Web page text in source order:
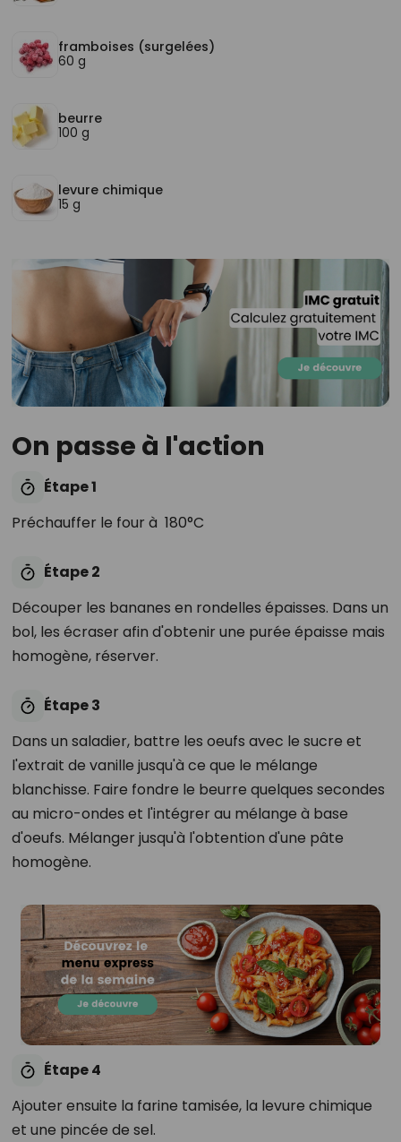
framboises (surgelées)
60 g
beurre
100 g
levure chimique
15 g
On passe à l'action
Étape 1
Préchauffer le four à 180°C
Étape 2
Découper les bananes en rondelles épaisses. Dans un
bol, les écraser afin d'obtenir une purée épaisse mais
homogène, réserver.
Étape 3
Dans un saladier, battre les oeufs avec le sucre et
l'extrait de vanille jusqu'à ce que le mélange
blanchisse. Faire fondre le beurre quelques secondes
au micro-ondes et l'intégrer au mélange à base
d'oeufs. Mélanger jusqu'à l'obtention d'une pâte
homogène.
Étape 4
Ajouter ensuite la farine tamisée, la levure chimique
et une pincée de sel.